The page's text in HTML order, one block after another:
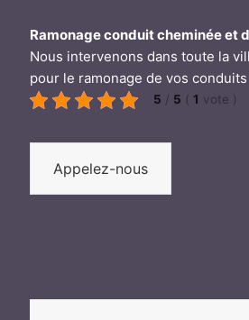
Ramonage conduit cheminée et
Nous intervenons dans toute la
pour le ramonage de vos conduits
5 / 5 ( 1 vote )
Appelez-nous